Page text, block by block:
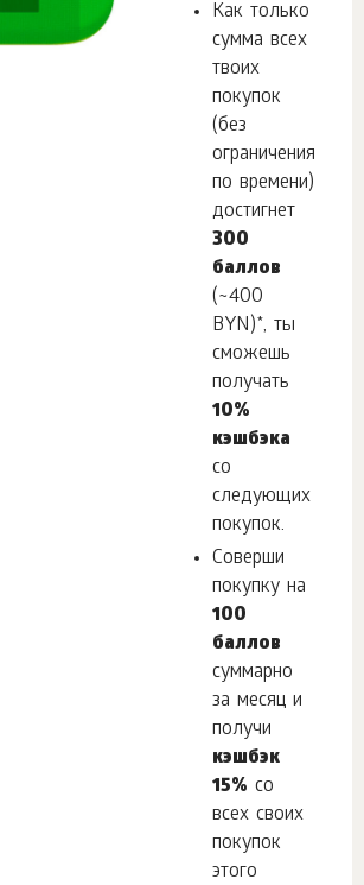
Как только
сумма всех
твоих
покупок
(без
ограничения
по времени)
достигнет
300
баллов
(~400
BYN)*, ты
сможешь
получать
10%
кэшбэка
со
следующих
покупок.
Соверши
покупку на
100
баллов
суммарно
за месяц и
получи
кэшбэк
15% со
всех своих
покупок
этого